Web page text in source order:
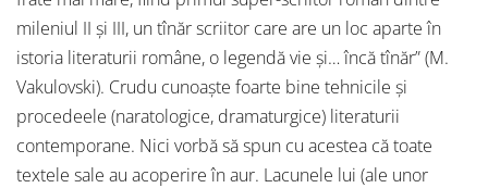
mileniul II şi III, un tînăr scriitor care are un loc aparte în
istoria literaturii române, o legendă vie şi… încă tînăr” (M.
Vakulovski). Crudu cunoaşte foarte bine tehnicile şi
procedeele (naratologice, dramaturgice) literaturii
contemporane. Nici vorbă să spun cu acestea că toate
textele sale au acoperire în aur. Lacunele lui (ale unor